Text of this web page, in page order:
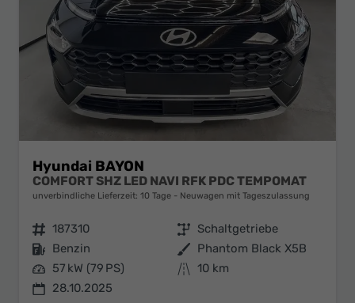
Hyundai BAYON
COMFORT SHZ LED NAVI RFK PDC TEMPOMAT
unverbindliche Lieferzeit: 10 Tage Neuwagen mit Tageszulassung
Fahrzeugnr. 187310 Getriebe Schaltgetriebe
Kraftstoff Benzin Außenfarbe Phantom Black X5B
Leistung 57 kW (79 PS) Kilometerstand 10 km
28.10.2025